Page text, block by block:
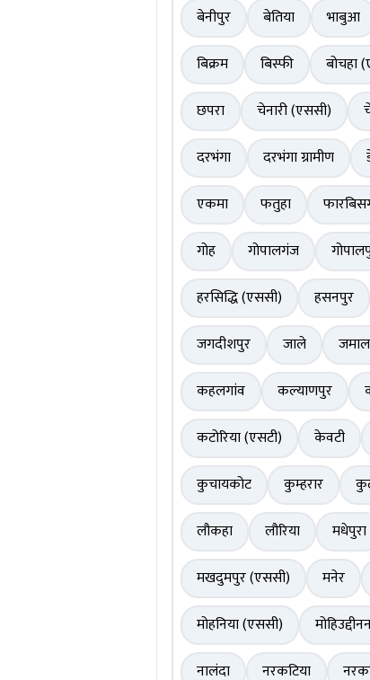
बेनीपुर
बेतिया भाबुआ
बिक्रम
बिस्फी बोचहा
छपरा
चेनारी (एससी)
दरभंगा
दरभंगा ग्रामीण
एकमा
फतुहा
गोह
गोपालगंज
हरसिद्धि (एससी)
हसनपुर
जगदीशपुर
जाले
कहलगांव
कल्याणपुर
कटोरिया (एसटी)
केवटी
कुचायकोट
कुम्हरार
लौकहा
लौरिया मधेपुरा
मखदुमपुर (एससी)
मनेर
मोहनिया (एससी)
नालंदा
नरकटिया